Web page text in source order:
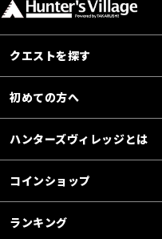
クエストを探す
初めての方へ
ハンターズヴィレッジとは
コインショップ
ランキング